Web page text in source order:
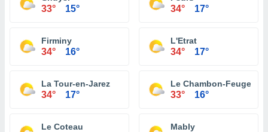
33° 15° 34° 17°
Firminy
34° 16°
L'Etrat
34° 17°
La Tour-en-Jarez
34° 17°
Le Chambon-
33° 16°
Le Coteau Mably